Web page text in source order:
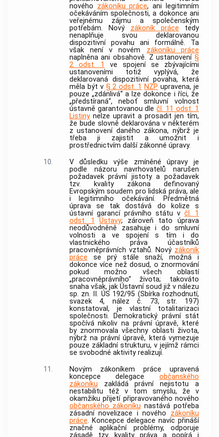
nového zákoníku práce, ani legitimním
očekáváním společnosti, a dokonce ani
veřejnému zájmu a společenským
potřebám. Nový zákoník práce tedy
nenaplňuje svou deklarovanou
dispozitivní povahu ani formálně. Ta
však není v novém zákoníku práce
naplněna ani obsahově. Z ustanovení §
2 odst. 1
ve spojení se zbývajícími
ustanoveními totiž vyplývá, že
deklarovaná dispozitivní povaha, která
měla být v § 2 odst. 1 NZP upravena, je
pouze „zdánlivá“ a lze dokonce i říci, že
„předstíraná“, neboť smluvní volnost
ústavně garantovanou dlečl. 11 odst. 1
Listinynelze upravit a prosadit jen tím,
že bude slovně deklarována v některém
z ustanovení daného zákona, nýbrž je
třeba ji zajistit a umožnit i
prostřednictvím další zákonné úpravy.
10.
V důsledku výše zmíněné úpravy je
podle názoru navrhovatelů narušen
požadavek právní jistoty a požadavek
tzv. kvality zákona definovaný
Evropským soudem pro lidská práva, ale
i legitimního očekávání. Předmětná
úprava se tak dostává do kolize s
ústavní garancí právního státu v čl. 1
odst. 1
Ústavy; zároveň tato úprava
neodůvodněně zasahuje i do smluvní
volnosti a ve spojení s tím i do
vlastnického práva účastníků
pracovněprávních vztahů. Nový zákoník
práce se prý stále snaží, možná i
dokonce více než dosud, o znormování
pokud možno všech oblastí
„pracovněprávního“ života; takováto
snaha však, jak Ústavní soud již v nálezu
sp. zn. II. ÚS 192/95 (Sbírka rozhodnutí,
svazek 4, nález č. 73, str. 197)
konstatoval, je vlastní totalitarizaci
společnosti. Demokratický právní stát
spočívá nikoliv na právní úpravě, které
by znormovala všechny oblasti života,
nýbrž na právní úpravě, která vymezuje
pouze základní strukturu, v jejímž rámci
se svobodné aktivity realizují.
11.
Novým zákoníkem práce upravená
koncepce delegace občanského
zákoníku zakládá právní nejistotu a
nestabilitu též v tom smyslu, že v
okamžiku přijetí připravovaného nového
občanského zákoníku nastává potřeba
zásadní novelizace i nového zákoníku
práce. Koncepce delegace navíc přináší
značné aplikační problémy, odporuje
zásadě tzv. kvality práva a popírá i